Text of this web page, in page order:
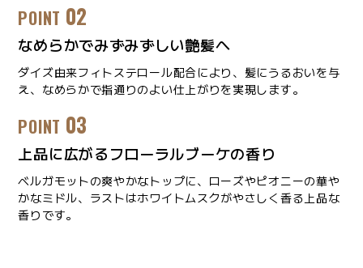
POINT 02
なめらかでみずみずしい艶髪へ
ダイズ由来フィトステロール配合により、髪にうるおいを与
え、なめらかで指通りのよい仕上がりを実現します。
POINT 03
上品に広がるフローラルブーケの香り
ベルガモットの爽やかなトップに、ローズやピオニーの華や
かなミドル、ラストはホワイトムスクがやさしく香る上品な
香りです。